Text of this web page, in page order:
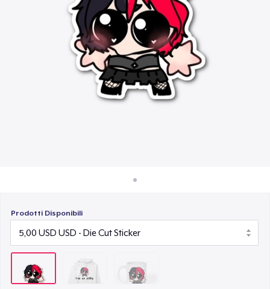
Vendi ovunque
Vendi qualsiasi cosa
Prodotti Disponibili
11,00 USD